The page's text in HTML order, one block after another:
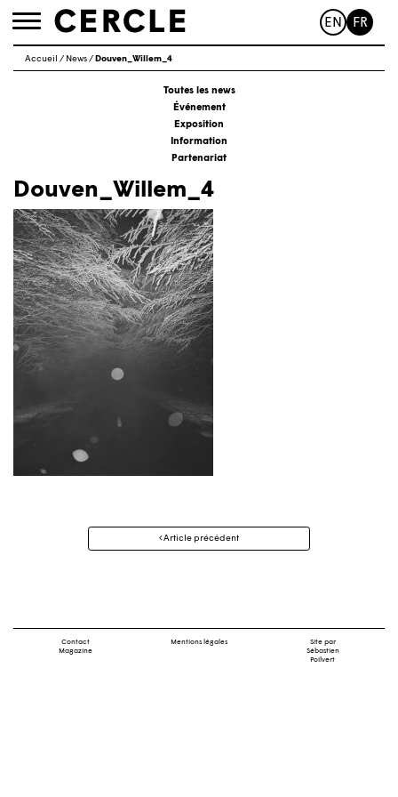
Toggle
EN FR
Accueil / News/ Douven_Willem_4
Toutes les news
Événement
Exposition
Information
Partenariat
Douven_Willem_4
Navigation
Article précédent
Contact
Magazine
Mentions légales
Site par
Sébastien
Poilvert